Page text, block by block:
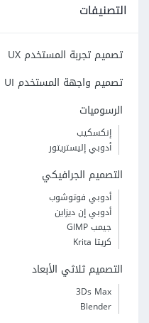
التصنيفات
تصميم تجربة المستخدم UX
تصميم واجهة المستخدم UI
الرسوميات
إنكسكيب
أدوبي إليستريتور
التصميم الجرافيكي
أدوبي فوتوشوب
أدوبي إن ديزاين
جيمب GIMP
كريتا Krita
التصميم ثلاثي الأبعاد
3Ds Max
Blender